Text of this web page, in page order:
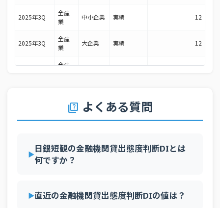
2025年3Q
全産
業
中小企業 実績 12
2025年3Q
全産
業
大企業 実績 12
全産
2025年1Q 中小企業 実績 13
2025年1Q
全産
業
大企業 実績
2024年4Q
全産
大企業 実績
quiz よくある質問
日銀短観の金融機関貸出態度判断DIとは
何ですか？
直近の金融機関貸出態度判断DIの値は？